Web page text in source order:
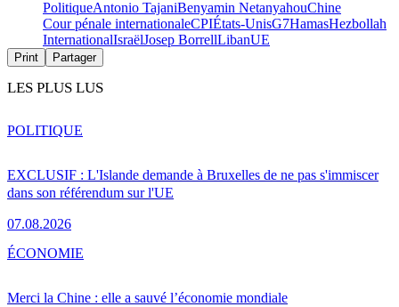
PolitiqueAntonio TajaniBenyamin NetanyahouChine
Cour pénale internationaleCPIÉtats-UnisG7HamasHezbollah
InternationalIsraëlJosep BorrellLibanUE
Print Partager
LES PLUS LUS
EXCLUSIF : L'Islande demande à Bruxelles de ne pas s'immiscer
dans son référendum sur l'UE
07.08.2026
POLITIQUE
Merci la Chine : elle a sauvé l’économie mondiale
ÉCONOMIE